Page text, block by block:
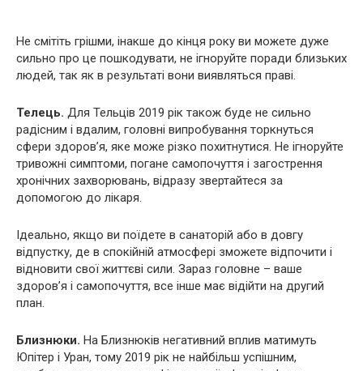
Не смітіть грішми, інакше до кінця року ви можете дуже
сильно про це пошкодувати, не ігноруйте поради близьких
людей, так як в результаті вони виявляться праві.
Телець. Для Тельців 2019 рік також буде не сильно
радісним і вдалим, головні випробування торкнуться
сфери здоров’я, яке може різко похитнутися. Не ігноруйте
тривожні симптоми, погане самопочуття і загострення
хронічних захворювань, відразу звертайтеся за
допомогою до лікаря.
Ідеально, якщо ви поїдете в санаторій або в довгу
відпустку, де в спокійній атмосфері зможете відпочити і
відновити свої життєві сили. Зараз головне – ваше
здоров’я і самопочуття, все інше має відійти на другий
план.
Близнюки. На Близнюків негативний вплив матимуть
Юпітер і Уран, тому 2019 рік не найбільш успішним,